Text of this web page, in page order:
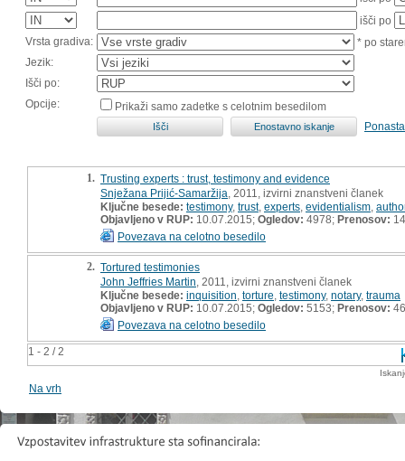
išči po
Vrsta gradiva:
* po
Jezik:
Išči po:
Opcije:
Prikaži samo zadetke s celotnim besedilom
1 - 2 / 2
1. Trusting experts : trust, testimony and evidence
Snježana Prijić-Samaržija , 2011, izvirni znanstveni članek
Ključne besede: testimony, trust, experts evidentialism
Objavljeno v RUP: 10.07.2015; Ogledov: 4978; Prenosov: 14
Povezava na celotno besedilo
2. Tortured testimonies
John Jeffries Martin , 2011, izvirni znanstveni članek
Ključne besede: inquisition torture testimony, notary, trauma
Objavljeno v RUP: 10.07.2015; Ogledov: 5153; Prenosov: 46
Povezava na celotno besedilo
Na vrh